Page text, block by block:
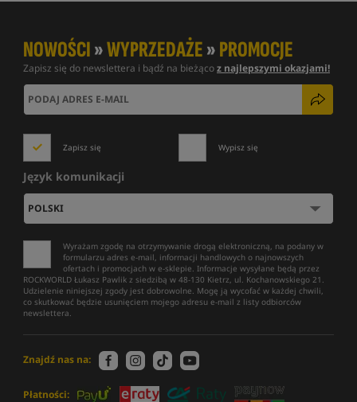
NOWOŚCI»WYPRZEDAŻE»PROMOCJE
Zapisz się do newslettera i bądź na bieżącoz najlepszymi okazjami!
Zapisz się Wypisz się
Język komunikacji
Wyrażam zgodę na otrzymywanie drogą elektroniczną, na podany w
formularzu adres e-mail, informacji handlowych o najnowszych
ofertach i promocjach w e-sklepie. Informacje wysyłane będą przez
ROCKWORLD Łukasz Pawlik z siedzibą w 48-130 Kietrz, ul. Kochanowskiego 21.
Udzielenie niniejszej zgody jest dobrowolne. Mogę ją wycofać w każdej chwili,
co skutkować będzie usunięciem mojego adresu e-mail z listy odbiorców
newslettera.
Znajdź nas na:
Płatności: